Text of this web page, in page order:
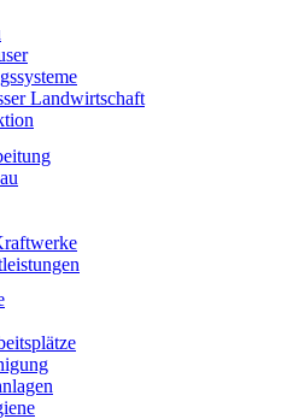
Landwirtschaft